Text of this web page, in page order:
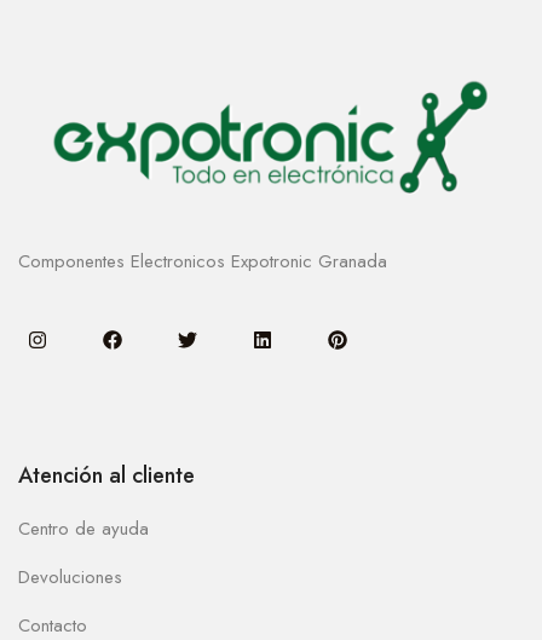
Componentes Electronicos Expotronic Granada
Atención al cliente
Centro de ayuda
Devoluciones
Contacto